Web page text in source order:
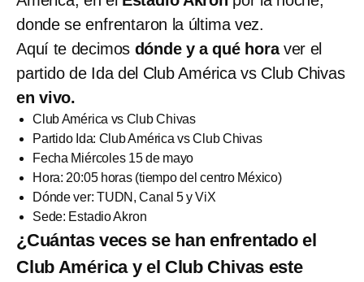
donde se enfrentaron la última vez.
Aquí te decimos dónde y a qué horaver el
partido de Ida del Club América vs Club Chivas
en vivo.
Club América vs Club Chivas
Partido Ida: Club América vs Club Chivas
Fecha Miércoles 15 de mayo
Hora: 20:05 horas (tiempo del centro México)
Dónde ver: TUDN, Canal 5 y ViX
Sede: Estadio Akron
¿Cuántas veces se han enfrentado el
Club América y el Club Chivas este